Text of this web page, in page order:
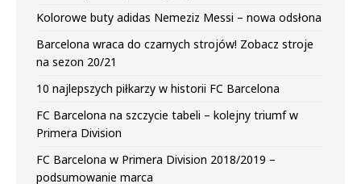
Kolorowe buty adidas Nemeziz Messi – nowa odsłona
Barcelona wraca do czarnych strojów! Zobacz stroje
na sezon 20/21
10 najlepszych piłkarzy w historii FC Barcelona
FC Barcelona na szczycie tabeli – kolejny triumf w
Primera Division
FC Barcelona w Primera Division 2018/2019 –
podsumowanie marca